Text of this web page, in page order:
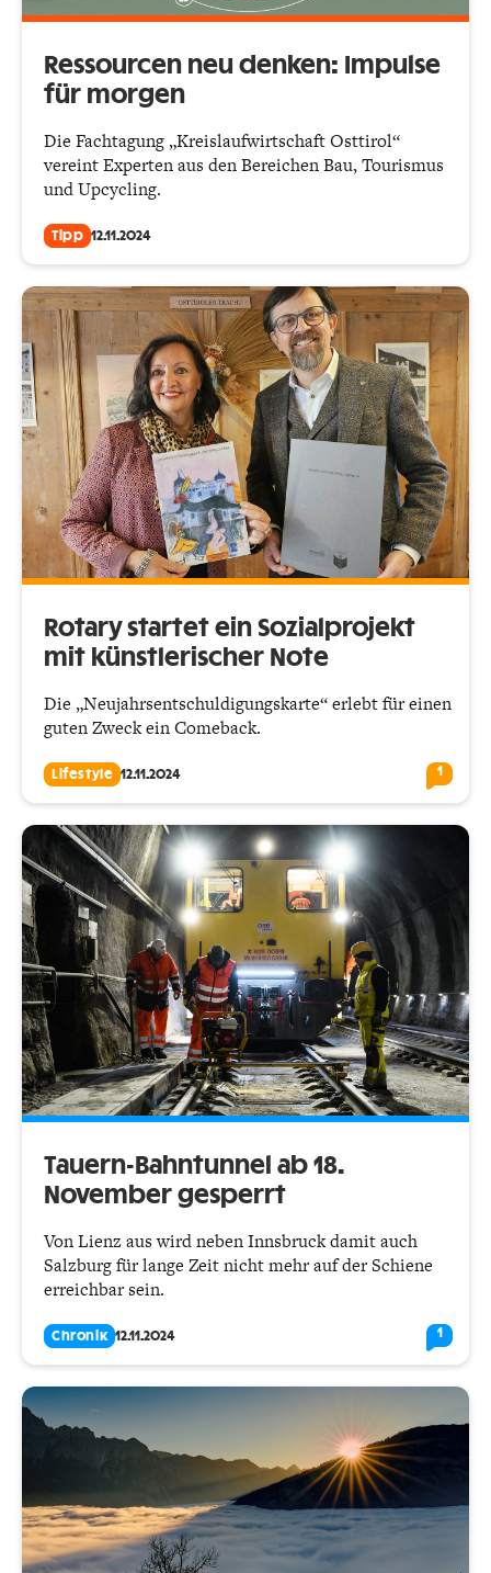
Ressourcen neu denken: Impulse
für morgen
Die Fachtagung „Kreislaufwirtschaft Osttirol“
vereint Experten aus den Bereichen Bau, Tourismus
und Upcycling.
Tipp 12.11.2024
Rotary startet ein Sozialprojekt
mit künstlerischer Note
Die „Neujahrsentschuldigungskarte“ erlebt für einen
guten Zweck ein Comeback.
Lifestyle 12.11.2024 1
Tauern-Bahntunnel ab 18.
November gesperrt
Von Lienz aus wird neben Innsbruck damit auch
Salzburg für lange Zeit nicht mehr auf der Schiene
erreichbar sein.
Chronik 12.11.2024 1